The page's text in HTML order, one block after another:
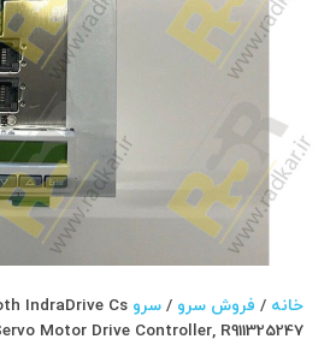
خانه / فروش سرو /سرو RexrothIndraDrive Cs
Motor Drive Controller, R911325247